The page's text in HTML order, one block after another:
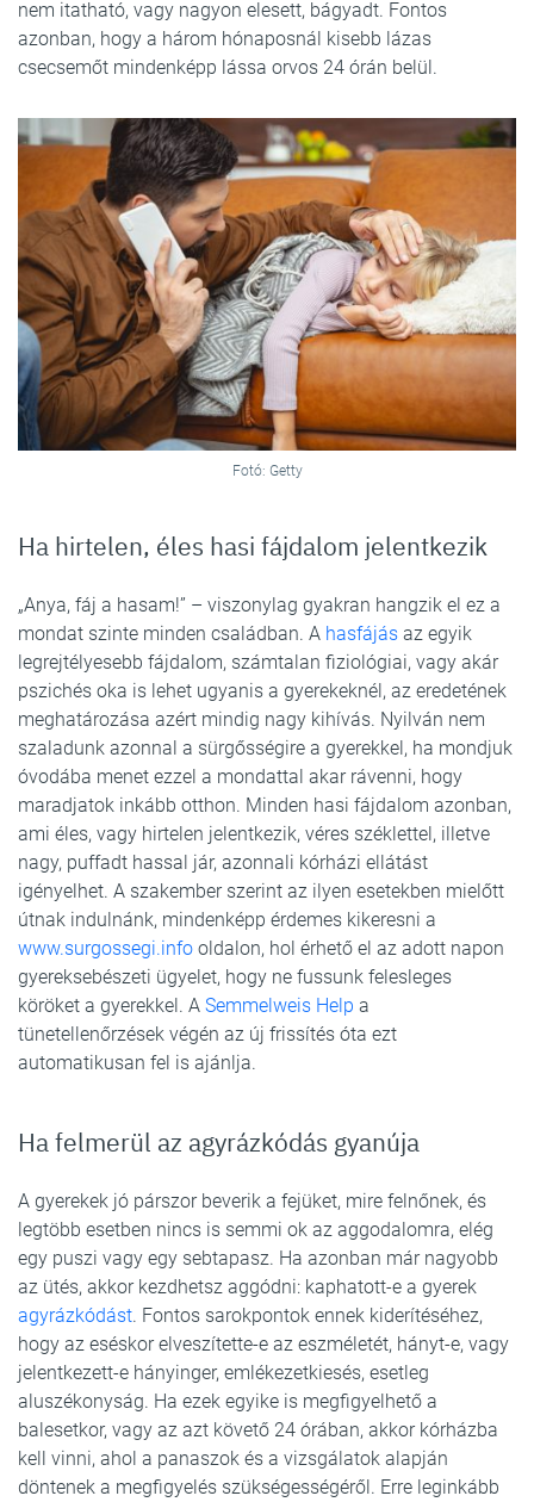
nem itatható, vagy nagyon elesett, bágyadt. Fontos
azonban, hogy a három hónaposnál kisebb lázas
csecsemőt mindenképp lássa orvos 24 órán belül.
Fotó: Getty
Ha hirtelen, éles hasi fájdalom jelentkezik
„Anya, fáj a hasam!” – viszonylag gyakran hangzik el ez a
mondat szinte minden családban. A hasfájás az egyik
legrejtélyesebb fájdalom, számtalan fiziológiai, vagy akár
pszichés oka is lehet ugyanis a gyerekeknél, az eredetének
meghatározása azért mindig nagy kihívás. Nyilván nem
szaladunk azonnal a sürgősségire a gyerekkel, ha mondjuk
óvodába menet ezzel a mondattal akar rávenni, hogy
maradjatok inkább otthon. Minden hasi fájdalom azonban,
ami éles, vagy hirtelen jelentkezik, véres széklettel, illetve
nagy, puffadt hassal jár, azonnali kórházi ellátást
igényelhet. A szakember szerint az ilyen esetekben mielőtt
útnak indulnánk, mindenképp érdemes kikeresni a
www.surgossegi.info oldalon, hol érhető el az adott napon
gyereksebészeti ügyelet, hogy ne fussunk felesleges
köröket a gyerekkel. A Semmelweis Help a
tünetellenőrzések végén az új frissítés óta ezt
automatikusan fel is ajánlja.
Ha felmerül az agyrázkódás gyanúja
A gyerekek jó párszor beverik a fejüket, mire felnőnek, és
legtöbb esetben nincs is semmi ok az aggodalomra, elég
egy puszi vagy egy sebtapasz. Ha azonban már nagyobb
az ütés, akkor kezdhetsz aggódni: kaphatott-e a gyerek
agyrázkódást. Fontos sarokpontok ennek kiderítéséhez,
hogy az eséskor elveszítette-e az eszméletét, hányt-e, vagy
jelentkezett-e hányinger, emlékezetkiesés, esetleg
aluszékonyság. Ha ezek egyike is megfigyelhető a
balesetkor, vagy az azt követő 24 órában, akkor kórházba
kell vinni, ahol a panaszok és a vizsgálatok alapján
döntenek a megfigyelés szükségességéről. Erre leginkább